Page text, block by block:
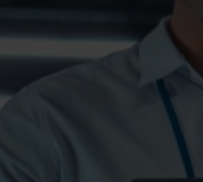
Engineer on nyt
ammattiryhmä?
liiketoiminnan
oikeanlaista datan
jäävät jälkeen
Tämän vuoksi yksi IT-